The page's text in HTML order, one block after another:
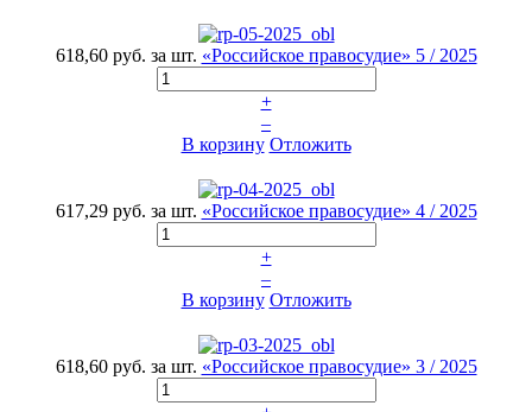
618,60 руб. за шт. «Российское правосудие» 5 / 2025
+
–
В корзину Отложить
617,29 руб. за шт. «Российское правосудие» 4 / 2025
+
–
В корзину Отложить
618,60 руб. за шт. «Российское правосудие» 3 / 2025